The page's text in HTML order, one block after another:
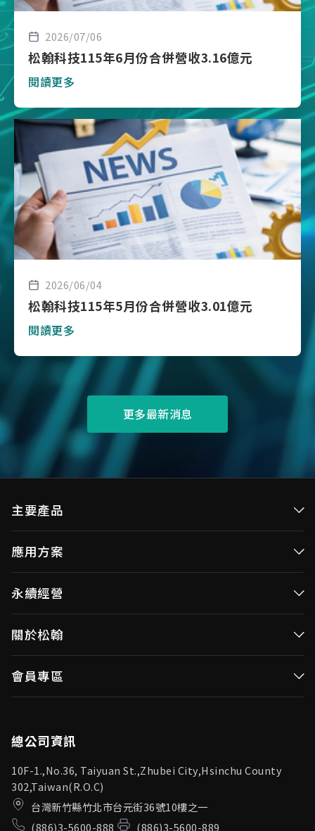
2026/07/06
松翰科技115年6月份合併營收3.16億元
閱讀更多
2026/06/04
松翰科技115年5月份合併營收3.01億元
閱讀更多
更多最新消息
主要產品
視訊/影像控制器
無線視頻傳輸
OID產品(Optical ID)
應用方案
視訊／影像控制器
無線視頻傳輸
永續經營
投資人專區
利害關係人
關於松翰
會員專區
總公司資訊
10F-1.,No.36, Taiyuan St.,Zhubei City,Hsinchu County
302,Taiwan(R.O.C)
台灣新竹縣竹北市台元街36號10樓之一
(886)3-5600-888
(886)3-5600-889